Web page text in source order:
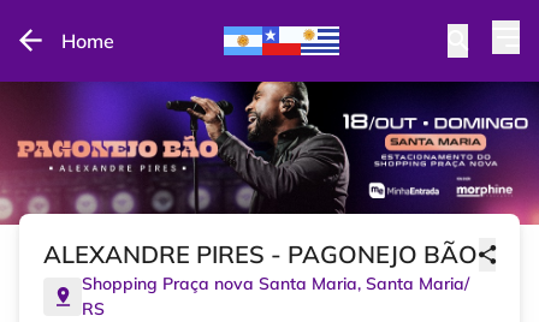
Home
ALEXANDRE PIRES - PAGONEJO BÃO
Shopping Praça nova Santa Maria, Santa Maria/
RS